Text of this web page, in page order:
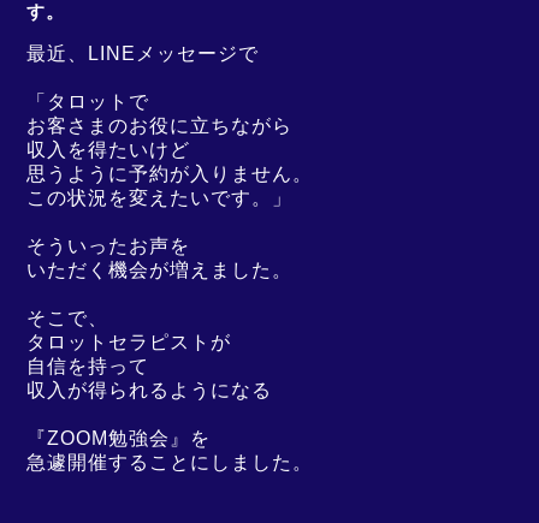
す。
最近、LINEメッセージで
「タロットで
お客さまのお役に立ちながら
収入を得たいけど
思うように予約が入りません。
この状況を変えたいです。」
そういったお声を
いただく機会が増えました。
そこで、
タロットセラピストが
自信を持って
収入が得られるようになる
『ZOOM勉強会』を
急遽開催することにしました。